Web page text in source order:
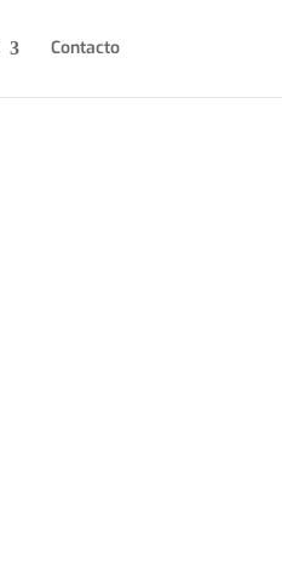
Contacto